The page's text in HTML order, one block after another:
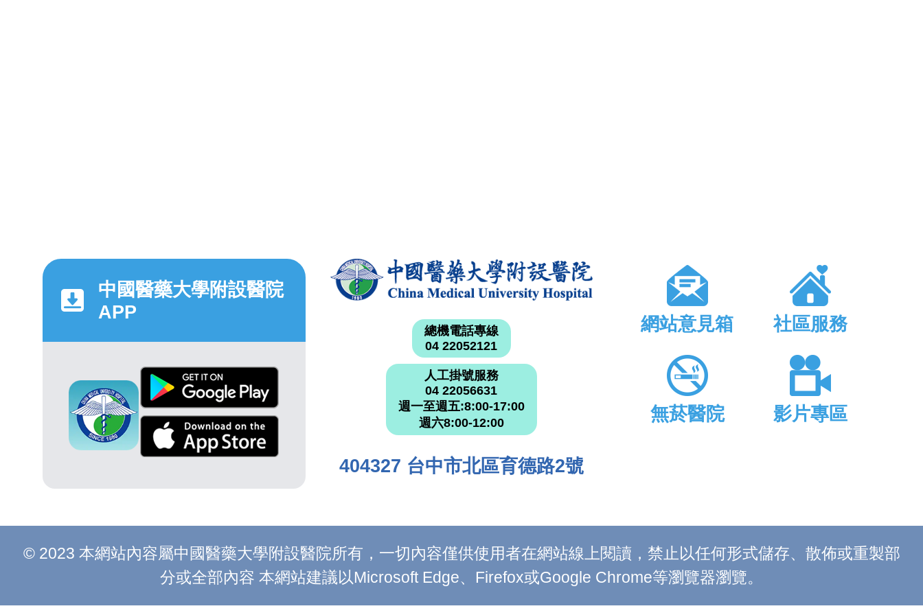
中國醫藥大學附設醫院
APP
總機電話專線
04 22052121
人工掛號服務
04 22056631
週一至週五:8:00-17:00
週六8:00-12:00
404327 台中市北區育德路2號
網站意見箱 社區服務
無菸醫院 影片專區
© 2023 本網站內容屬中國醫藥大學附設醫院所有，一切內容僅供使用者在網站線上閱讀，禁止以任何形式儲存、散佈或重製部
分或全部內容 本網站建議以Microsoft Edge、Firefox或Google Chrome等瀏覽器瀏覽。